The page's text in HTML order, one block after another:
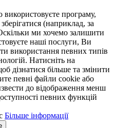
використовуєте програму,
(наприклад, за
ми хочемо залишити
наші послуги, Ви
використання певних типів
Натисніть на
дізнатися більше та змінити
певні файли cookie або
до відображення менш
певних функцій
Більше інформації